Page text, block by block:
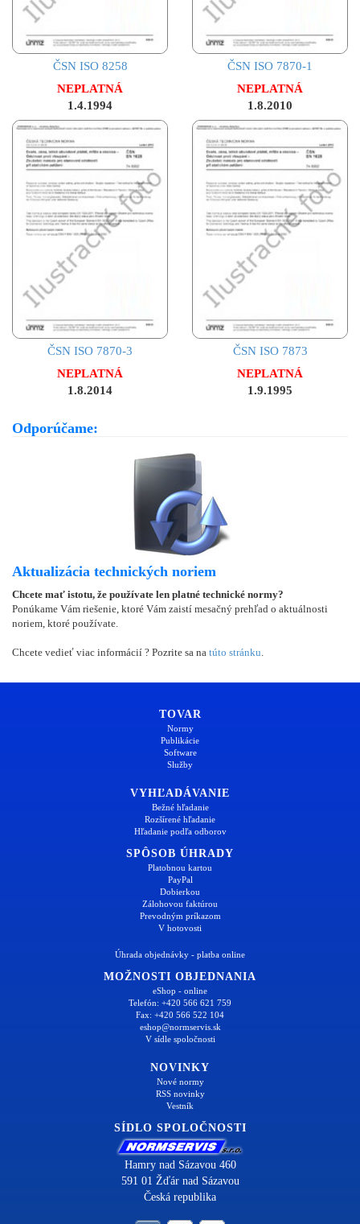
ČSN ISO 8258
NEPLATNÁ
1.4.1994
ČSN ISO 7870-1
NEPLATNÁ
1.8.2010
ČSN ISO 7870-3
NEPLATNÁ
1.8.2014
ČSN ISO 7873
NEPLATNÁ
1.9.1995
Odporúčame:
Aktualizácia technických noriem
Chcete mať istotu, že používate len platné technické normy?
Ponúkame Vám riešenie, ktoré Vám zaistí mesačný prehľad o aktuálnosti
noriem, ktoré používate.
Chcete vedieť viac informácií ? Pozrite sa na túto stránku
TOVAR
Normy
Publikácie
Software
Služby
VYHĽADÁVANIE
Bežné hľadanie
Rozšírené hľadanie
Hľadanie podľa odborov
SPÔSOB ÚHRADY
Platobnou kartou
PayPal
Dobierkou
Zálohovou faktúrou
Prevodným príkazom
V hotovosti
Úhrada objednávky - platba online
MOŽNOSTI OBJEDNANIA
eShop - online
Telefón: +420 566 621 759
Fax: +420 566 522 104
eshop@normservis.sk
V sídle spoločnosti
NOVINKY
Nové normy
RSS novinky
Vestník
SÍDLO SPOLOČNOSTI
Hamry nad Sázavou 460
591 01 Žďár nad Sázavou
Česká republika